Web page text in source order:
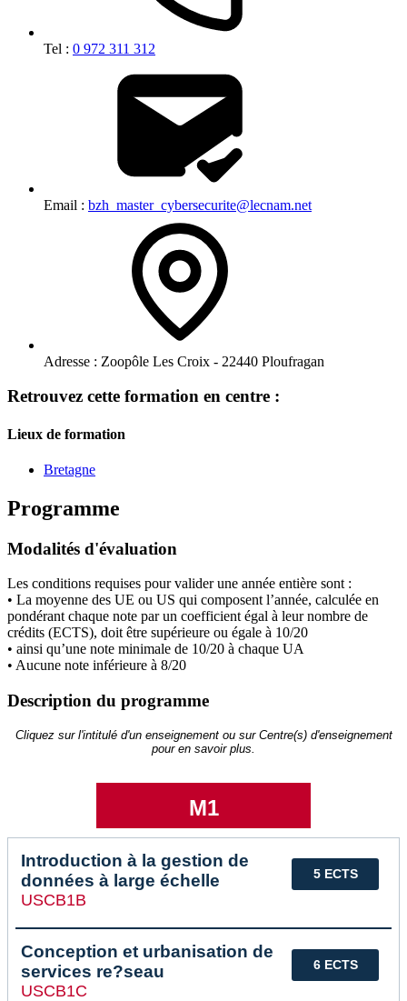
Tel : 0 972 311 312
Email : bzh_master_cybersecurite@lecnam.net
Adresse : Zoopôle Les Croix - 22440 Ploufragan
Retrouvez cette formation en centre :
Lieux de formation
Bretagne
Programme
Modalités d'évaluation
Les conditions requises pour valider une année entière sont :
• La moyenne des UE ou US qui composent l’année, calculée en
pondérant chaque note par un coefficient égal à leur nombre de
crédits (ECTS), doit être supérieure ou égale à 10/20
• ainsi qu’une note minimale de 10/20 à chaque UA
• Aucune note inférieure à 8/20
Description du programme
Cliquez sur l'intitulé d'un enseignement ou sur Centre(s) d'enseignement
pour en savoir plus.
M1
5 ECTS
Introduction à la gestion de
données à large échelle
USCB1B
6 ECTS
Conception et urbanisation de
services re?seau
USCB1C